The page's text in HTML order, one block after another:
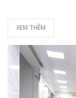
XEM THÊM